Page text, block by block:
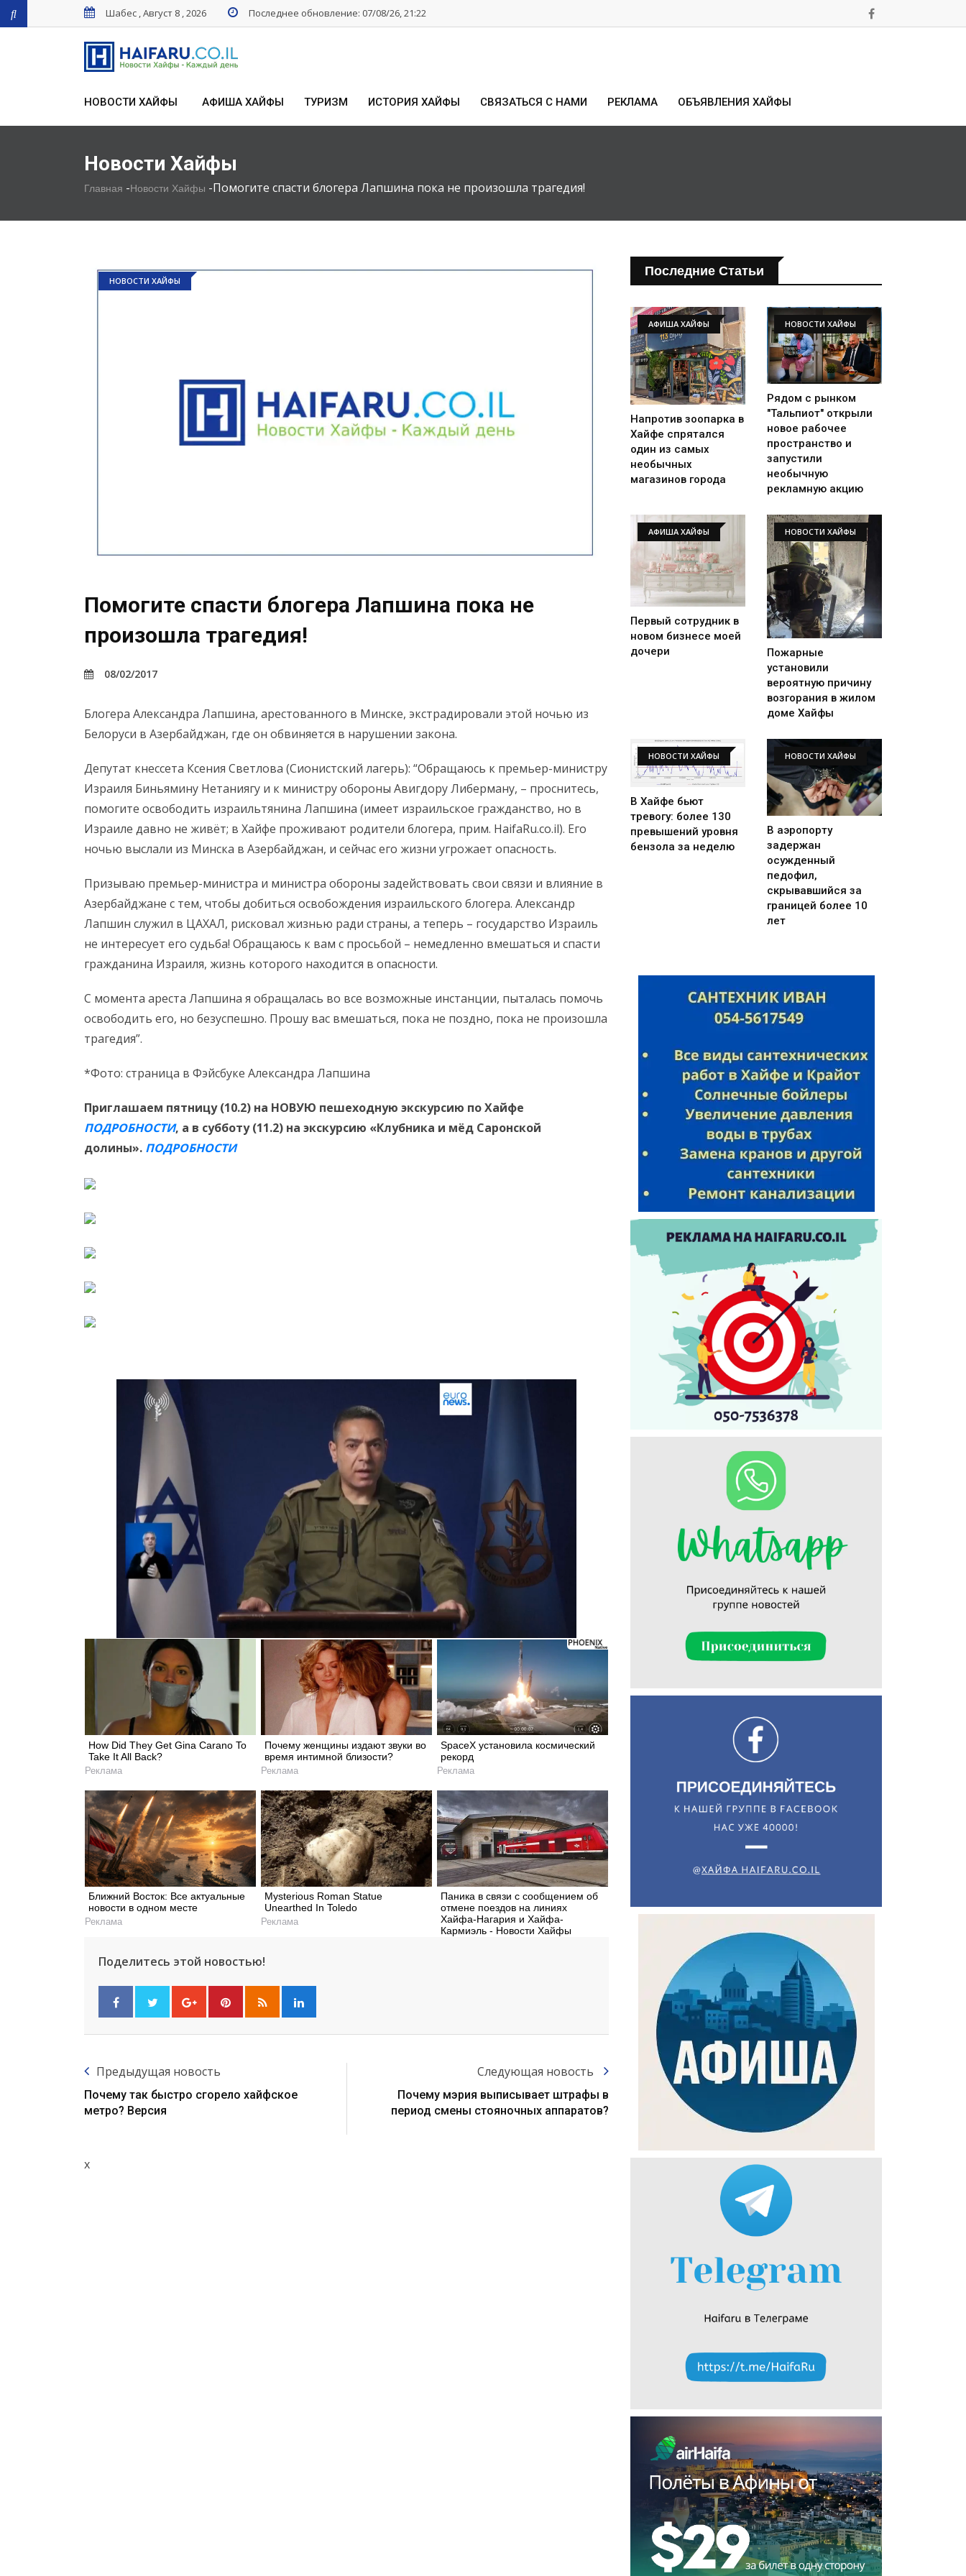
Шабес , Август 8 , 2026 Последнее обновление: 07/08/26, 21:22
НОВОСТИ ХАЙФЫ АФИША ХАЙФЫ ТУРИЗМ ИСТОРИЯ ХАЙФЫ СВЯЗАТЬСЯ С НАМИ РЕКЛАМА ОБЪЯВЛЕНИЯ ХАЙФЫ
Искать
Новости Хайфы
Главная -Новости Хайфы -Помогите спасти блогера Лапшина пока не произошла трагедия!
НОВОСТИ ХАЙФЫ
Помогите спасти блогера Лапшина пока не
произошла трагедия!
08/02/2017
Блогера Александра Лапшина, арестованного в Минске, экстрадировали этой ночью из
Белоруси в Азербайджан, где он обвиняется в нарушении закона.
Депутат кнессета Ксения Светлова (Сионистский лагерь): “Обращаюсь к премьер-министру
Израиля Биньямину Нетаниягу и к министру обороны Авигдору Либерману, – проснитесь,
помогите освободить израильтянина Лапшина (имеет израильское гражданство, но в
Израиле давно не живёт; в Хайфе проживают родители блогера, прим. HaifaRu.co.il). Его
ночью выслали из Минска в Азербайджан, и сейчас его жизни угрожает опасность.
Призываю премьер-министра и министра обороны задействовать свои связи и влияние в
Азербайджане с тем, чтобы добиться освобождения израильского блогера. Александр
Лапшин служил в ЦАХАЛ, рисковал жизнью ради страны, а теперь – государство Израиль
не интересует его судьба! Обращаюсь к вам с просьбой – немедленно вмешаться и спасти
гражданина Израиля, жизнь которого находится в опасности.
С момента ареста Лапшина я обращалась во все возможные инстанции, пыталась помочь
освободить его, но безуспешно. Прошу вас вмешаться, пока не поздно, пока не произошла
трагедия”.
*Фото: страница в Фэйсбуке Александра Лапшина
Приглашаем пятницу (10.2) на НОВУЮ пешеходную экскурсию по Хайфе
ПОДРОБНОСТИ, а в субботу (11.2) на экскурсию «Клубника и мёд Саронской
долины». ПОДРОБНОСТИ
How Did They Get Gina Carano To
Take It All Back?
Реклама
Почему женщины издают звуки во
время интимной близости?
Реклама
SpaceX установила космический
рекорд
Реклама
Ближний Восток: Все актуальные
новости в одном месте
Реклама
Mysterious Roman Statue
Unearthed In Toledo
Реклама
Паника в связи с сообщением об
отмене поездов на линиях
Хайфа-Нагария и Хайфа-
Кармиэль - Новости Хайфы
Поделитесь этой новостью!
Предыдущая новость
Почему так быстро сгорело хайфское
метро? Версия
Следующая новость
Почему мэрия выписывает штрафы в
период смены стояночных аппаратов?
x
Последние Статьи
АФИША ХАЙФЫ
Напротив зоопарка в
Хайфе спрятался
один из самых
необычных
магазинов города
НОВОСТИ ХАЙФЫ
Рядом с рынком
"Тальпиот" открыли
новое рабочее
пространство и
запустили
необычную
рекламную акцию
АФИША ХАЙФЫ
Первый сотрудник в
новом бизнесе моей
дочери
НОВОСТИ ХАЙФЫ
Пожарные
установили
вероятную причину
возгорания в жилом
доме Хайфы
НОВОСТИ ХАЙФЫ
В Хайфе бьют
тревогу: более 130
превышений уровня
бензола за неделю
НОВОСТИ ХАЙФЫ
В аэропорту
задержан
осужденный
педофил,
скрывавшийся за
границей более 10
лет